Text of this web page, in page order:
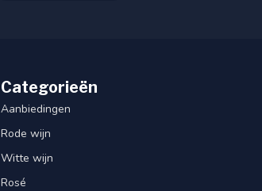
Categorieën
Aanbiedingen
Rode wijn
Witte wijn
Rosé